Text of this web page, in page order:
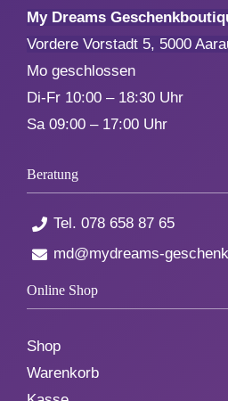
My Dreams
Vordere Vorstadt 5, 5000
Mo geschlossen
Di-Fr 10:00 – 18:30 Uhr
Sa 09:00 – 17:00 Uhr
Beratung
Tel. 078 658 87 65
md@mydreams-
Online Shop
Shop
Warenkorb